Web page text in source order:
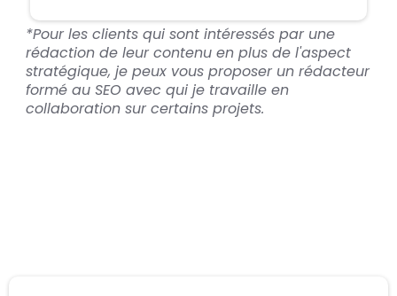
*Pour les clients qui sont intéressés par une
rédaction de leur contenu en plus de l'aspect
stratégique, je peux vous proposer un rédacteur
formé au SEO avec qui je travaille en
collaboration sur certains projets.